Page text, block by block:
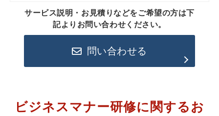
サービス説明・お見積りなどをご希望の方は下
記よりお問い合わせください。
問い合わせる
ビジネスマナー研修に関するお